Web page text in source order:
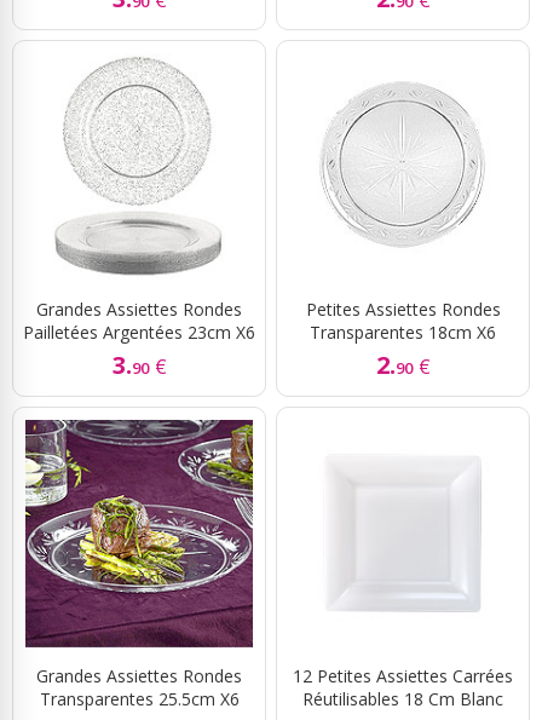
Grandes Assiettes Rondes
Pailletées Argentées 23cm X6
3.90 €
Petites Assiettes Rondes
Transparentes 18cm X6
2.90 €
Grandes Assiettes Rondes
Transparentes 25.5cm X6
12 Petites Assiettes Carrées
Réutilisables 18 Cm Blanc